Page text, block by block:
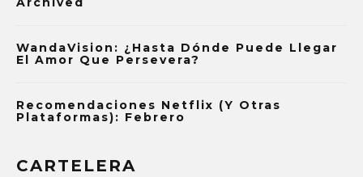
WandaVision: ¿Hasta Dónde Puede Llegar
El Amor Que Persevera?
Recomendaciones Netflix (y Otras
Plataformas): Febrero
CARTELERA